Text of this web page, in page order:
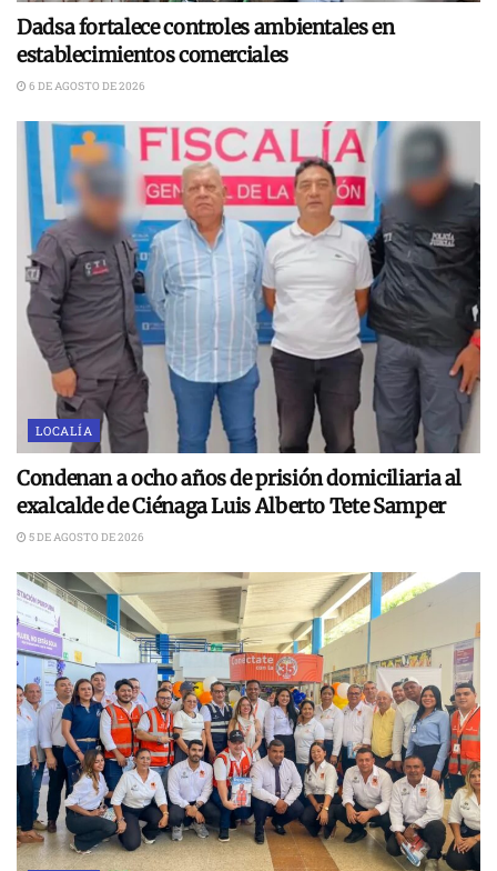
Dadsa fortalece controles ambientales en
establecimientos comerciales
6 DE AGOSTO DE 2026
LOCALÍA
Condenan a ocho años de prisión domiciliaria al
exalcalde de Ciénaga Luis Alberto Tete Samper
5 DE AGOSTO DE 2026